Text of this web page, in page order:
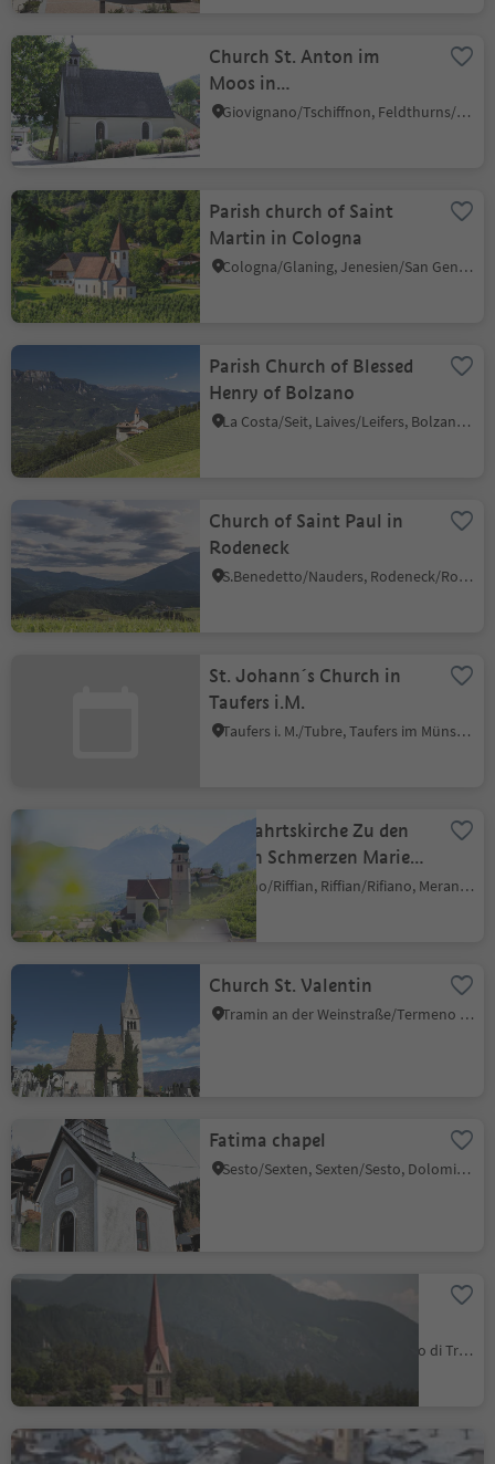
Church St. Anton im
Moos in
Velturno/Feldthurns
Giovignano/Tschiffnon, Feldthurns/Velturno, Brixen/Bressanone and environs
Parish church of Saint
Martin in Cologna
Cologna/Glaning, Jenesien/San Genesio Atesino, Bolzano/Bozen and environs
Parish Church of Blessed
Henry of Bolzano
La Costa/Seit, Laives/Leifers, Bolzano/Bozen and environs
Church of Saint Paul in
Rodeneck
S.Benedetto/Nauders, Rodeneck/Rodengo, Brixen/Bressanone and environs
St. Johann´s Church in
Taufers i.M.
Taufers i. M./Tubre, Taufers im Münstertal/Tubre, Vinschgau/Val Venosta
Wallfahrtskirche Zu den
Sieben Schmerzen Mariens
Pilgrimage Church in
Riffian/Rifiano
Rifiano/Riffian, Riffian/Rifiano, Meran/Merano and environs
Church St. Valentin
Tramin an der Weinstraße/Termeno sulla Strada del Vino, Alto Adige Wine Road
Fatima chapel
Sesto/Sexten, Sexten/Sesto, Dolomites Region 3 Zinnen
Maria Trens Pilgrimage
Trens/Trens, Freienfeld/Campo di Trens, Sterzing/Vipiteno and environs
Church St Nicholas´s in